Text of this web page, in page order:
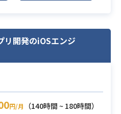
談時にお伝えします。
フォンまたはブラウザゲ
における企画実務経験が3
ムタイトルの立ち上げか
までの一連の工程に携わ
のステークホルダーと要
する役割となります。
リケーションにおける要
び設計の経験（3年以上）
験（3年以上）
開発のiOSエンジ
円/月
（140時間 ~ 180時間）